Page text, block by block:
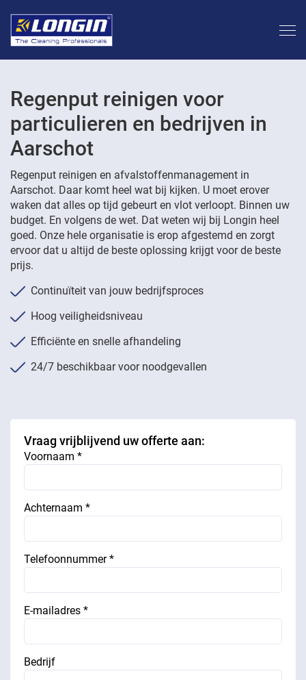
Regenput reinigen voor
particulieren en bedrijven in
Aarschot
Regenput reinigen en afvalstoffenmanagement in
Aarschot. Daar komt heel wat bij kijken. U moet erover
waken dat alles op tijd gebeurt en vlot verloopt. Binnen uw
budget. En volgens de wet. Dat weten wij bij Longin heel
goed. Onze hele organisatie is erop afgestemd en zorgt
ervoor dat u altijd de beste oplossing krijgt voor de beste
prijs.
Continuïteit van jouw bedrijfsproces
Hoog veiligheidsniveau
Efficiënte en snelle afhandeling
24/7 beschikbaar voor noodgevallen
Vraag vrijblijvend uw offerte aan:
Voornaam *
Achternaam *
Telefoonnummer *
E-mailadres *
Bedrijf